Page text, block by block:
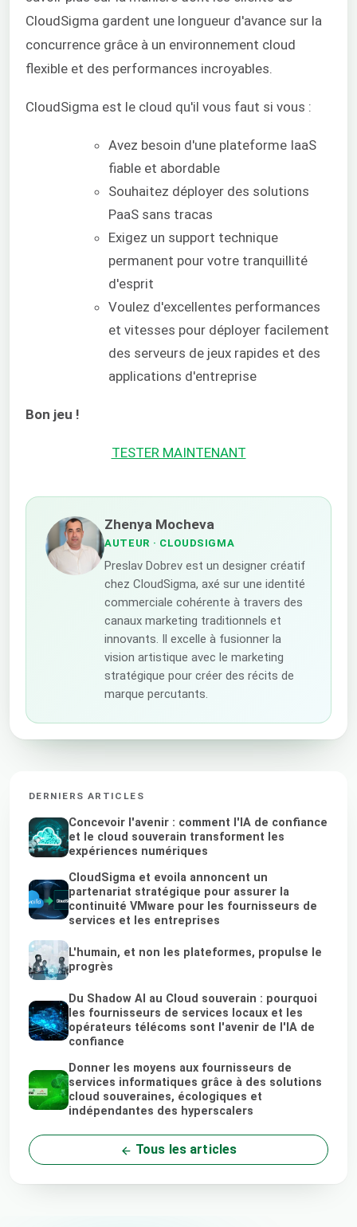
CloudSigma gardent une longueur d'avance sur la
concurrence grâce à un environnement cloud
flexible et des performances incroyables.
CloudSigma est le cloud qu'il vous faut si vous :
Avez besoin d'une plateforme IaaS
fiable et abordable
Souhaitez déployer des solutions
PaaS sans tracas
Exigez un support technique
permanent pour votre tranquillité
d'esprit
Voulez d'excellentes performances
et vitesses pour déployer facilement
des serveurs de jeux rapides et des
applications d'entreprise
Bon jeu !
TESTER MAINTENANT
Zhenya Mocheva
AUTEUR · CLOUDSIGMA
Preslav Dobrev est un designer créatif
chez CloudSigma, axé sur une identité
commerciale cohérente à travers des
canaux marketing traditionnels et
innovants. Il excelle à fusionner la
vision artistique avec le marketing
stratégique pour créer des récits de
marque percutants.
DERNIERS ARTICLES
Concevoir l'avenir : comment l'IA de confiance
et le cloud souverain transforment les
expériences numériques
CloudSigma et evoila annoncent un
partenariat stratégique pour assurer la
continuité VMware pour les fournisseurs de
services et les entreprises
L'humain, et non les plateformes, propulse le
progrès
Du Shadow AI au Cloud souverain : pourquoi
les fournisseurs de services locaux et les
opérateurs télécoms sont l'avenir de l'IA de
confiance
Donner les moyens aux fournisseurs de
services informatiques grâce à des solutions
cloud souveraines, écologiques et
indépendantes des hyperscalers
Tous les articles